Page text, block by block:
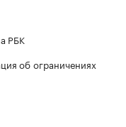
РБК
об ограничениях